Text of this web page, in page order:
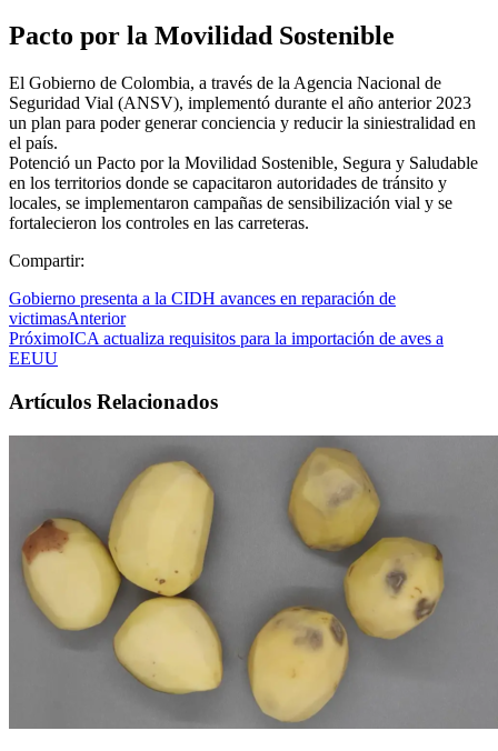
Pacto por la Movilidad Sostenible
El Gobierno de Colombia, a través de la Agencia Nacional de
Seguridad Vial (ANSV), implementó durante el año anterior 2023
un plan para poder generar conciencia y reducir la siniestralidad en
el país.
Potenció un Pacto por la Movilidad Sostenible, Segura y Saludable
en los territorios donde se capacitaron autoridades de tránsito y
locales, se implementaron campañas de sensibilización vial y se
fortalecieron los controles en las carreteras.
Compartir:
Gobierno presenta a la CIDH avances en reparación de
victimasAnterior
PróximoICA actualiza requisitos para la importación de aves a
EEUU
Artículos Relacionados